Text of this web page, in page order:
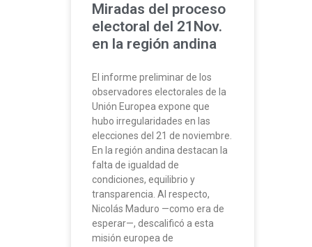
Miradas del proceso
electoral del 21Nov.
en la región andina
El informe preliminar de los
observadores electorales de la
Unión Europea expone que
hubo irregularidades en las
elecciones del 21 de noviembre.
En la región andina destacan la
falta de igualdad de
condiciones, equilibrio y
transparencia. Al respecto,
Nicolás Maduro —como era de
esperar—, descalificó a esta
misión europea de